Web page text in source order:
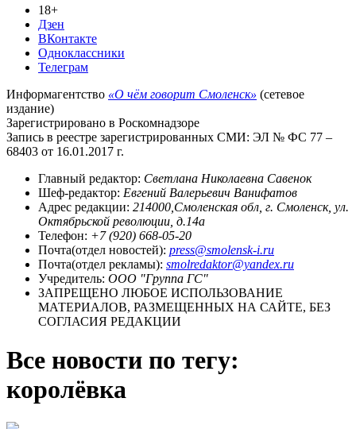
18+
Дзен
ВКонтакте
Одноклассники
Телеграм
Информагентство «О чём говорит Смоленск» (сетевое
издание)
Зарегистрировано в Роскомнадзоре
Запись в реестре зарегистрированных СМИ: ЭЛ № ФС 77 –
68403 от 16.01.2017 г.
Главный редактор: Светлана Николаевна Савенок
Шеф-редактор: Евгений Валерьевич Ванифатов
Адрес редакции: 214000,Смоленская обл, г. Смоленск, ул.
Октябрьской революции, д.14а
Телефон: +7 (920) 668-05-20
Почта(отдел новостей): press@smolensk-i.ru
Почта(отдел рекламы): smolredaktor@yandex.ru
Учредитель: ООО "Группа ГС"
ЗАПРЕЩЕНО ЛЮБОЕ ИСПОЛЬЗОВАНИЕ
МАТЕРИАЛОВ, РАЗМЕЩЕННЫХ НА САЙТЕ, БЕЗ
СОГЛАСИЯ РЕДАКЦИИ
Все новости по тегу:
королёвка